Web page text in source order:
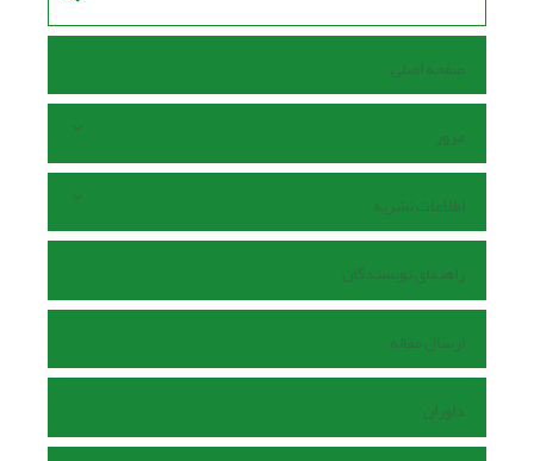
صفحه اصلی
مرور
اطلاعات نشریه
راهنمای نویسندگان
ارسال مقاله
داوران